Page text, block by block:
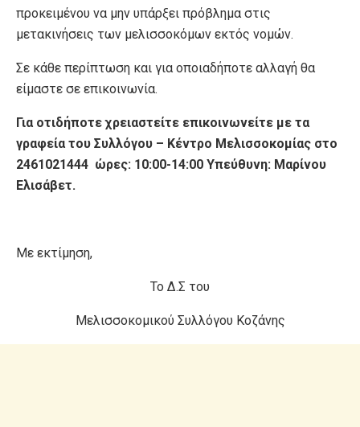
προκειμένου να μην υπάρξει πρόβλημα στις
μετακινήσεις των μελισσοκόμων εκτός νομών.
Σε κάθε περίπτωση και για οποιαδήποτε αλλαγή θα
είμαστε σε επικοινωνία.
Για οτιδήποτε χρειαστείτε επικοινωνείτε με τα
γραφεία του Συλλόγου – Κέντρο Μελισσοκομίας στο
2461021444 ώρες: 10:00-14:00 Υπεύθυνη: Μαρίνου
Ελισάβετ.
Με εκτίμηση,
Το Δ.Σ του
Μελισσοκομικού Συλλόγου Κοζάνης